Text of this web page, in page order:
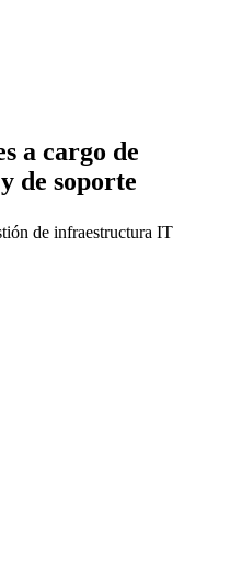
a cargo de
de soporte
de infraestructura IT